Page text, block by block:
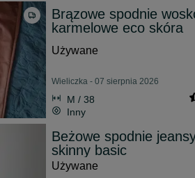
Brązowe spodnie
karmelowe eco skóra
Używane
Wieliczka - 07 sierpnia 2026
M / 38
Inny
Beżowe spodnie
skinny basic
Używane